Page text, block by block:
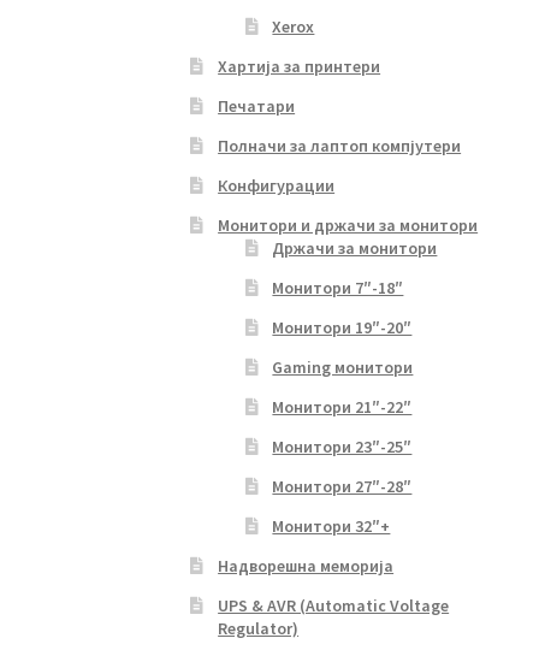
Xerox
Хартија за принтери
Печатари
Полначи за лаптоп компјутери
Конфигурации
Монитори и држачи за монитори
Држачи за монитори
Монитори 7″-18″
Монитори 19″-20″
Gaming монитори
Монитори 21″-22″
Монитори 23″-25″
Монитори 27″-28″
Монитори 32″+
Надворешна меморија
UPS & AVR (Automatic Voltage
Regulator)